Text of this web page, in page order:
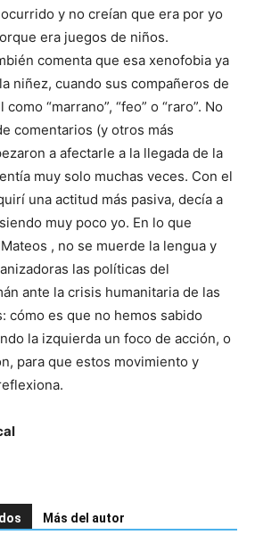
y no creían que era por yo
era juegos de niños.
comenta que esa xenofobia ya
niñez, cuando sus compañeros de
“marrano”, “feo” o “raro”. No
comentarios (y otros más
a afectarle a la llegada de la
muy solo muchas veces. Con el
una actitud más pasiva, decía a
muy poco yo. En lo que
, no se muerde la lengua y
las políticas del
ante la crisis humanitaria de las
cómo es que no hemos sabido
la izquierda un foco de acción, o
para que estos movimiento y
Más del autor